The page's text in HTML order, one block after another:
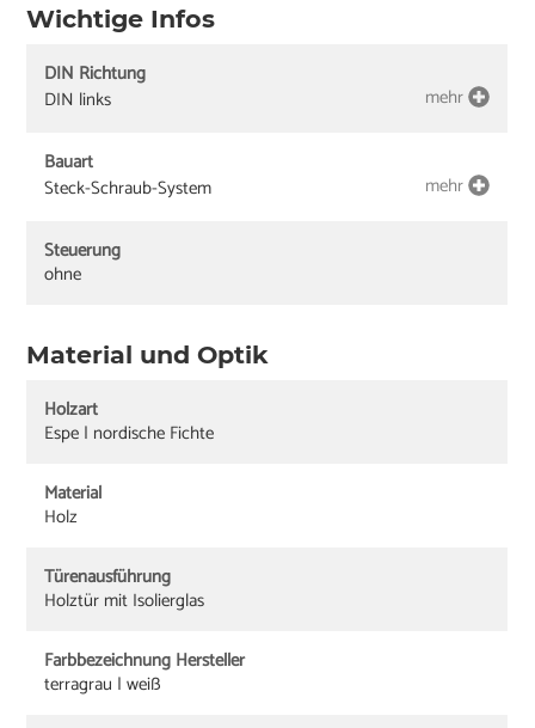
Wichtige Infos
DIN Richtung
DIN links
mehr
Bauart
Steck-Schraub-System
mehr
Steuerung
ohne
Material und Optik
Holzart
Espe | nordische Fichte
Material
Holz
Türenausführung
Holztür mit Isolierglas
Farbbezeichnung Hersteller
terragrau | weiß